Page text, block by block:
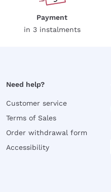
Payment
in 3 instalments
Need help?
Customer service
Terms of Sales
Order withdrawal form
Accessibility